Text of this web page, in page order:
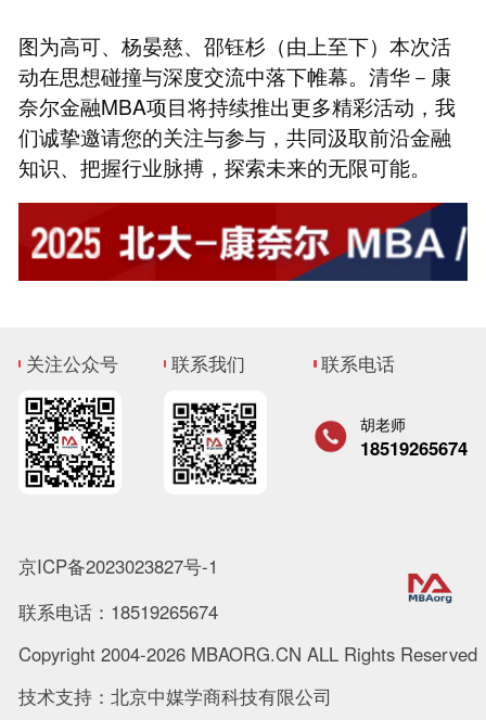
图为高可、杨晏慈、邵钰杉（由上至下）本次活
动在思想碰撞与深度交流中落下帷幕。清华－康
奈尔金融MBA项目将持续推出更多精彩活动，我
们诚挚邀请您的关注与参与，共同汲取前沿金融
知识、把握行业脉搏，探索未来的无限可能。
关注公众号 联系我们 联系电话
胡老师
18519265674
京ICP备2023023827号-1
联系电话：18519265674
Copyright 2004-2026 MBAORG.CN ALL Rights Reserved
技术支持：北京中媒学商科技有限公司